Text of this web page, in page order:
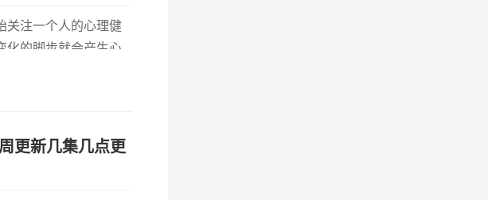
关注一个人的心理健
化的脚步就会产生心
更新几集几点更